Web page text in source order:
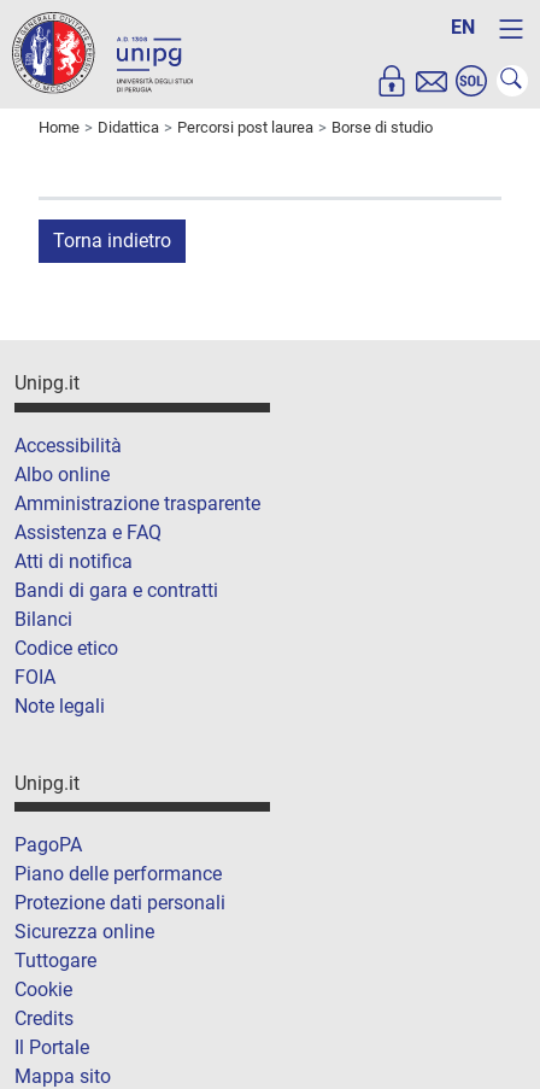
EN
Home Didattica Percorsi post laurea Borse di studio
Torna indietro
Unipg.it
Accessibilità
Albo online
Amministrazione trasparente
Assistenza e FAQ
Atti di notifica
Bandi di gara e contratti
Bilanci
Codice etico
FOIA
Note legali
Unipg.it
PagoPA
Piano delle performance
Protezione dati personali
Sicurezza online
Tuttogare
Cookie
Credits
Il Portale
Mappa sito